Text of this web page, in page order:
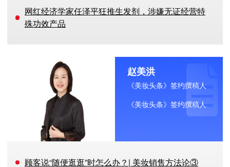
网红经济学家任泽平狂推生发剂，涉嫌无证经营特
殊功效产品
赵美洪
《美妆头条》签约撰稿人
《美妆头条》签约撰稿人
顾客说“随便逛逛”时怎么办？| 美妆销售方法论③